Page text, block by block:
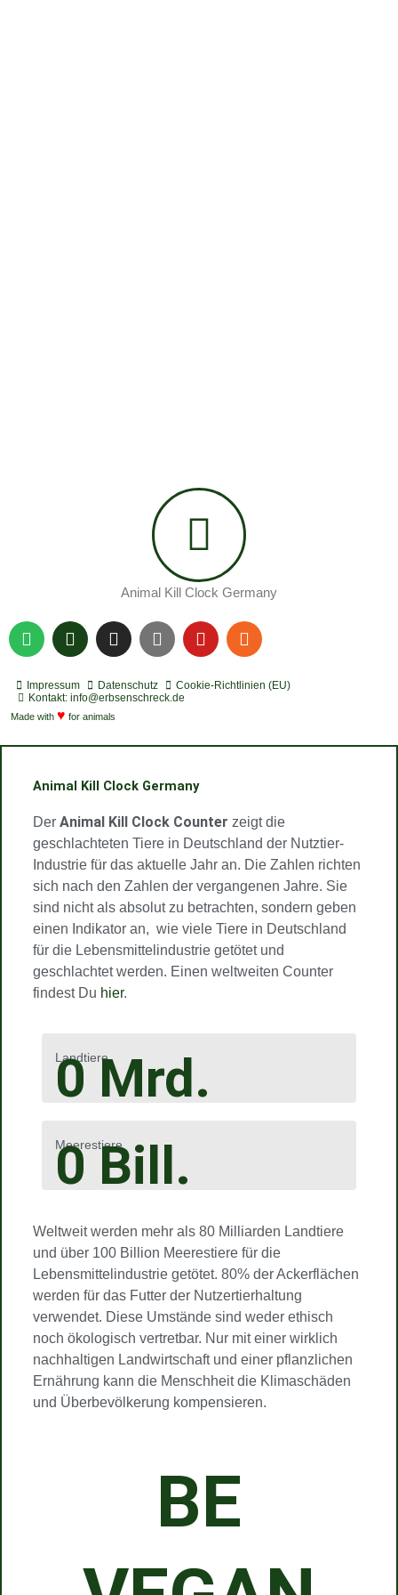
Animal Kill Clock Germany
S
p
t
i
f
P
o
c
a
s
I
n
t
a
g
a
Y
o
t
u
Y
o
t
R
s
Impressum Datenschutz
Cookie-Richtlinien (EU)
Kontakt: info@erbsenschreck.de
Made with ♥ for animals
Animal Kill Clock Germany
Der Animal Kill Clock Counter zeigt die
geschlachteten Tiere in Deutschland der Nutztier-
Industrie für das aktuelle Jahr an. Die Zahlen richten
sich nach den Zahlen der vergangenen Jahre. Sie
sind nicht als absolut zu betrachten, sondern geben
einen Indikator an, wie viele Tiere in Deutschland
für die Lebensmittelindustrie getötet und
geschlachtet werden. Einen weltweiten Counter
findest Du hier.
Landtiere
0 Mrd.
Meerestiere
0 Bill.
Weltweit werden mehr als 80 Milliarden Landtiere
und über 100 Billion Meerestiere für die
Lebensmittelindustrie getötet. 80% der Ackerflächen
werden für das Futter der Nutzertierhaltung
verwendet. Diese Umstände sind weder ethisch
noch ökologisch vertretbar. Nur mit einer wirklich
nachhaltigen Landwirtschaft und einer pflanzlichen
Ernährung kann die Menschheit die Klimaschäden
und Überbevölkerung kompensieren.
BE